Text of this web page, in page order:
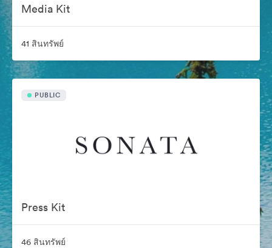
Media Kit
41 สินทรัพย์
PUBLIC
Press Kit
46 สินทรัพย์